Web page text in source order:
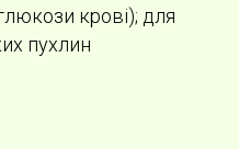
крові); для
пухлин